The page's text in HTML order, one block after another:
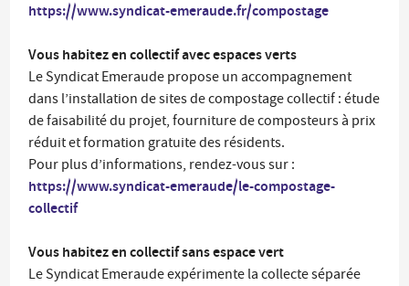
https://www.syndicat-emeraude.fr/compostage
Vous habitez en collectif avec espaces verts
Le Syndicat Emeraude propose un accompagnement
dans l’installation de sites de compostage collectif : étude
de faisabilité du projet, fourniture de composteurs à prix
réduit et formation gratuite des résidents.
Pour plus d’informations, rendez-vous sur :
https://www.syndicat-emeraude/le-compostage-
collectif
Vous habitez en collectif sans espace vert
Le Syndicat Emeraude expérimente la collecte séparée